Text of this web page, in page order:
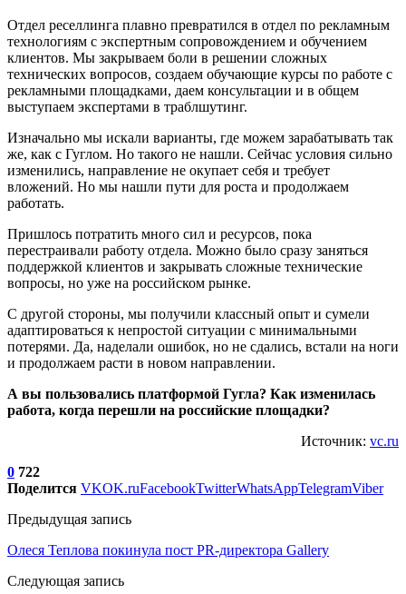
Отдел реселлинга плавно превратился в отдел по рекламным
технологиям с экспертным сопровождением и обучением
клиентов. Мы закрываем боли в решении сложных
технических вопросов, создаем обучающие курсы по работе с
рекламными площадками, даем консультации и в общем
выступаем экспертами в траблшутинг.
Изначально мы искали варианты, где можем зарабатывать так
же, как c Гуглом. Но такого не нашли. Сейчас условия сильно
изменились, направление не окупает себя и требует
вложений. Но мы нашли пути для роста и продолжаем
работать.
Пришлось потратить много сил и ресурсов, пока
перестраивали работу отдела. Можно было сразу заняться
поддержкой клиентов и закрывать сложные технические
вопросы, но уже на российском рынке.
С другой стороны, мы получили классный опыт и сумели
адаптироваться к непростой ситуации с минимальными
потерями. Да, наделали ошибок, но не сдались, встали на ноги
и продолжаем расти в новом направлении.
А вы пользовались платформой Гугла? Как изменилась
работа, когда перешли на российские площадки?
Источник: vc.ru
0 722
Поделится VKOK.ruFacebookTwitterWhatsAppTelegramViber
Предыдущая запись
Олеся Теплова покинула пост PR-директора Gallery
Следующая запись